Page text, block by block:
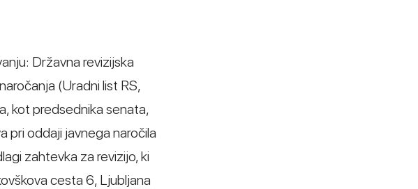
Državna revizijska
(Uradni list RS,
kot predsednika senata,
pri oddaji javnega naročila
zahtevka za revizijo, ki
cesta 6, Ljubljana